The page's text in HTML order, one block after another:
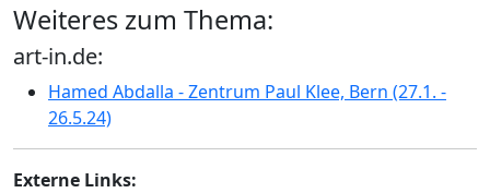
Weiteres zum Thema:
art-in.de:
Hamed Abdalla - Zentrum Paul Klee, Bern (27.1. -
26.5.24)
Externe Links: